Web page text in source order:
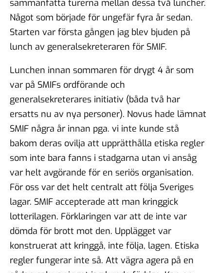
sammanfatta turerna mellan dessa två luncher.
Något som började för ungefär fyra år sedan.
Starten var första gången jag blev bjuden på
lunch av generalsekreteraren för SMIF.
Lunchen innan sommaren för drygt 4 år som
var på SMIFs ordförande och
generalsekreterares initiativ (båda två har
ersatts nu av nya personer). Novus hade lämnat
SMIF några år innan pga. vi inte kunde stå
bakom deras ovilja att upprätthålla etiska regler
som inte bara fanns i stadgarna utan vi ansåg
var helt avgörande för en seriös organisation.
För oss var det helt centralt att följa Sveriges
lagar. SMIF accepterade att man kringgick
lotterilagen. Förklaringen var att de inte var
dömda för brott mot den. Upplägget var
konstruerat att kringgå, inte följa, lagen. Etiska
regler fungerar inte så. Att vägra agera på en